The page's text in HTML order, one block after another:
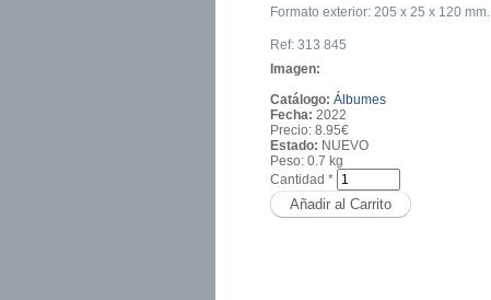
Formato exterior: 205 x 25 x 120 mm.
Ref: 313 845
Imagen:
Catálogo: Álbumes
Fecha: 2022
Precio: 8.95€
Estado: NUEVO
Peso: 0.7 kg
Cantidad *